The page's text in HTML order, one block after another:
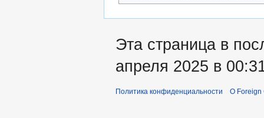
Эта страница в
апреля 2025 в
Политика конфиденциальности О Foreign